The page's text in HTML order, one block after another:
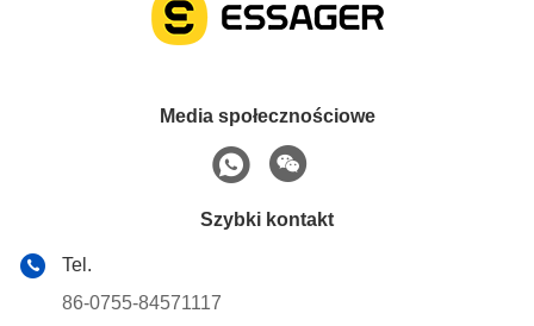
Media społecznościowe
Szybki kontakt
Tel.
86-0755-84571117